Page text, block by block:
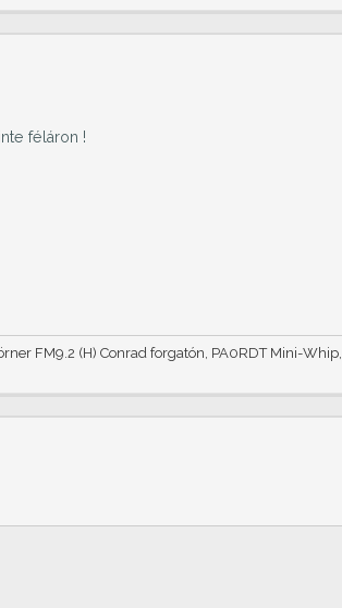
féláron !
FM9.2 (H) Conrad forgatón, PA0RDT Mini-Whip,